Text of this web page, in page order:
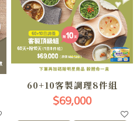
60+10客製調理8件組
$69,000